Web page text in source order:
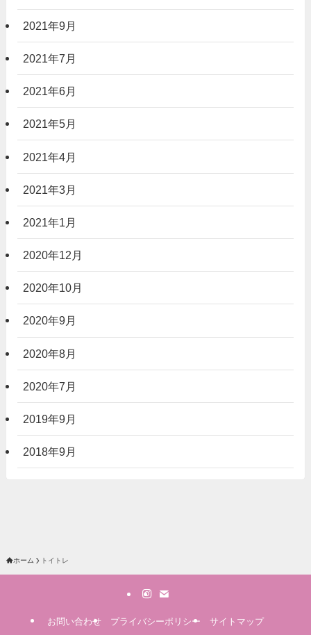
2021年9月
2021年7月
2021年6月
2021年5月
2021年4月
2021年3月
2021年1月
2020年12月
2020年10月
2020年9月
2020年8月
2020年7月
2019年9月
2018年9月
ホーム トイトレ
お問い合わせ プライバシーポリシー サイトマップ